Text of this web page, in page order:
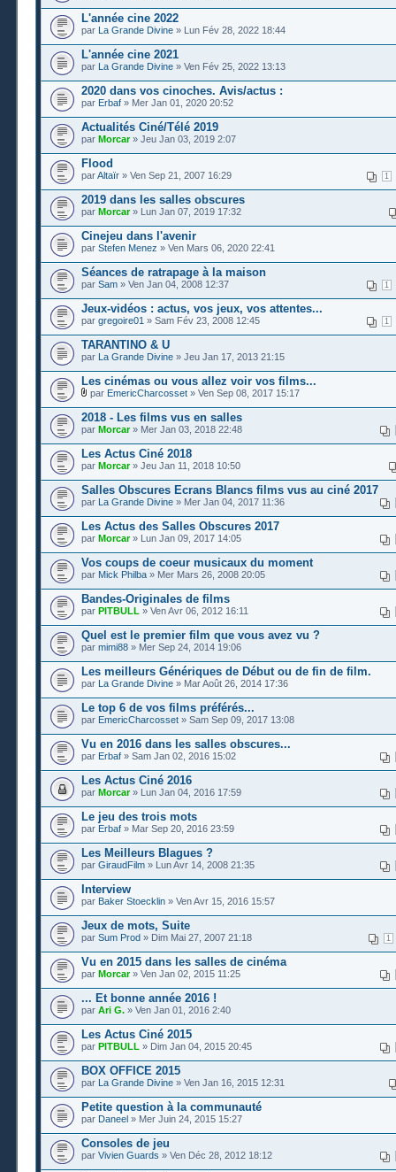
L'année cine 2022
par La Grande Divine » Lun Fév 28, 2022 18:44
L'année cine 2021
par La Grande Divine » Ven Fév 25, 2022 13:13
2020 dans vos cinoches. Avis/actus :
par Erbaf » Mer Jan 01, 2020 20:52
Actualités Ciné/Télé 2019
par Morcar» Jeu Jan 03, 2019 2:07
Flood
1
parAltaïr » Ven Sep 21, 2007 16:29
2019 dans les salles obscures
par Morcar» Lun Jan 07, 2019 17:32
Cinejeu dans l'avenir
par Stefen Menez » Ven Mars 06, 2020 22:41
Séances de ratrapage à la maison
1
par Sam » Ven Jan 04, 2008 12:37
Jeux-vidéos : actus, vos jeux, vos attentes...
1
par gregoire01 » Sam Fév 23, 2008 12:45
TARANTINO & U
par La Grande Divine » Jeu Jan 17, 2013 21:15
Les cinémas ou vous allez voir vos films...
par EmericCharcosset » Ven Sep 08, 2017 15:17
2018 - Les films vus en salles
par Morcar» Mer Jan 03, 2018 22:48
Les Actus Ciné 2018
par Morcar» Jeu Jan 11, 2018 10:50
Salles Obscures Ecrans Blancs films vus au ciné 2017
par La Grande Divine » Mer Jan 04, 2017 11:36
Les Actus des Salles Obscures 2017
par Morcar» Lun Jan 09, 2017 14:05
Vos coups de coeur musicaux du moment
par Mick Philba » Mer Mars 26, 2008 20:05
Bandes-Originales de films
par PITBULL » Ven Avr 06, 2012 16:11
Quel est le premier film que vous avez vu ?
par mimi88 » Mer Sep 24, 2014 19:06
Les meilleurs Génériques de Début ou de fin de film.
par La Grande Divine » Mar Août 26, 2014 17:36
Le top 6 de vos films préférés...
par EmericCharcosset » Sam Sep 09, 2017 13:08
Vu en 2016 dans les salles obscures...
par Erbaf » Sam Jan 02, 2016 15:02
Les Actus Ciné 2016
par Morcar» Lun Jan 04, 2016 17:59
Le jeu des trois mots
par Erbaf » Mar Sep 20, 2016 23:59
Les Meilleurs Blagues ?
par GiraudFilm » Lun Avr 14, 2008 21:35
Interview
par Baker Stoecklin » Ven Avr 15, 2016 15:57
Jeux de mots, Suite
1
par Sum Prod » Dim Mai 27, 2007 21:18
Vu en 2015 dans les salles de cinéma
par Morcar» Ven Jan 02, 2015 11:25
... Et bonne année 2016 !
par Ari G. » Ven Jan 01, 2016 2:40
Les Actus Ciné 2015
par PITBULL » Dim Jan 04, 2015 20:45
BOX OFFICE 2015
par La Grande Divine » Ven Jan 16, 2015 12:31
Petite question à la communauté
par Daneel » Mer Juin 24, 2015 15:27
Consoles de jeu
par Vivien Guards » Ven Déc 28, 2012 18:12